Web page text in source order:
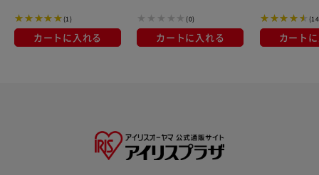
(1)
カートに入れる
(0)
カートに入れる カート